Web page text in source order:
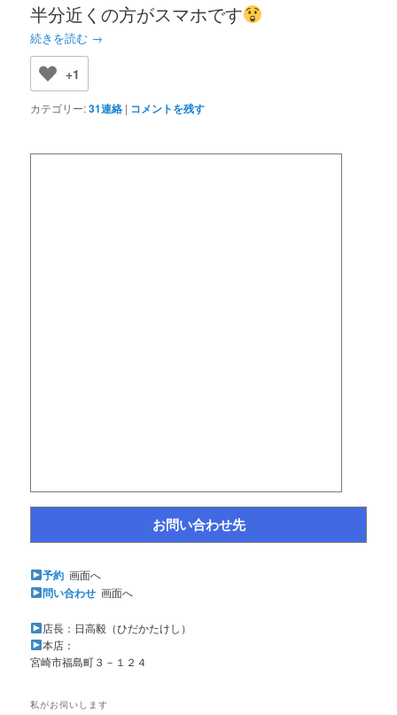
半分近くの方がスマホです
続きを読む →
+1
カテゴリー:31連絡 | コメントを残す
お問い合わせ先
予約画面へ
問い合わせ画面へ
店長：日高毅（ひだかたけし）
本店：
宮崎市福島町３－１２４
私がお伺いします